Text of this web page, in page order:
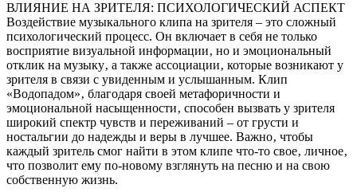
ВЛИЯНИЕ НА ЗРИТЕЛЯ: ПСИХОЛОГИЧЕСКИЙ АСПЕКТ
Воздействие музыкального клипа на зрителя – это сложный
психологический процесс. Он включает в себя не только
восприятие визуальной информации‚ но и эмоциональный
отклик на музыку‚ а также ассоциации‚ которые возникают у
зрителя в связи с увиденным и услышанным. Клип
«Водопадом»‚ благодаря своей метафоричности и
эмоциональной насыщенности‚ способен вызвать у зрителя
широкий спектр чувств и переживаний – от грусти и
ностальгии до надежды и веры в лучшее. Важно‚ чтобы
каждый зритель смог найти в этом клипе что-то свое‚ личное‚
что позволит ему по-новому взглянуть на песню и на свою
собственную жизнь.